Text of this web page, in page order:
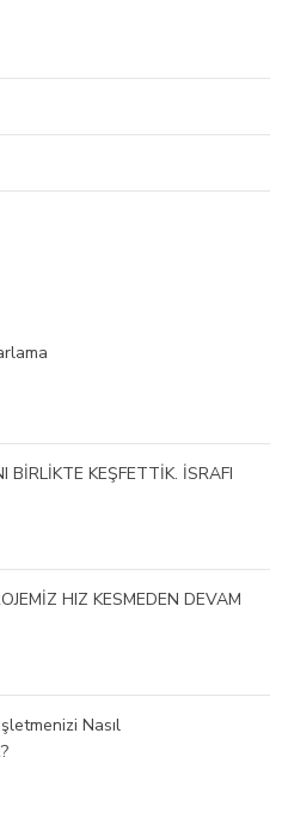
BİRLİKTE KEŞFETTİK. İSRAFI
HIZ KESMEDEN DEVAM
Nasıl